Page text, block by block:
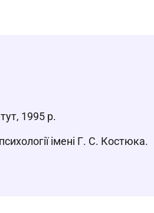
1995 р.
імені Г. С. Костюка.